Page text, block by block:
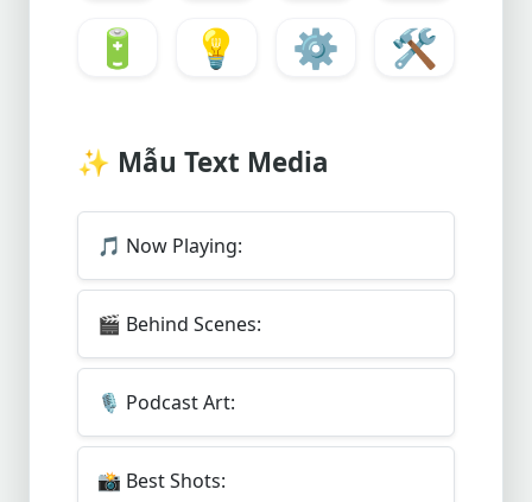
🔋
💡 ⚙️ 🛠️
✨ Mẫu Text Media
🎵 Now Playing:
🎬 Behind Scenes:
🎙️ Podcast Art:
📸 Best Shots: